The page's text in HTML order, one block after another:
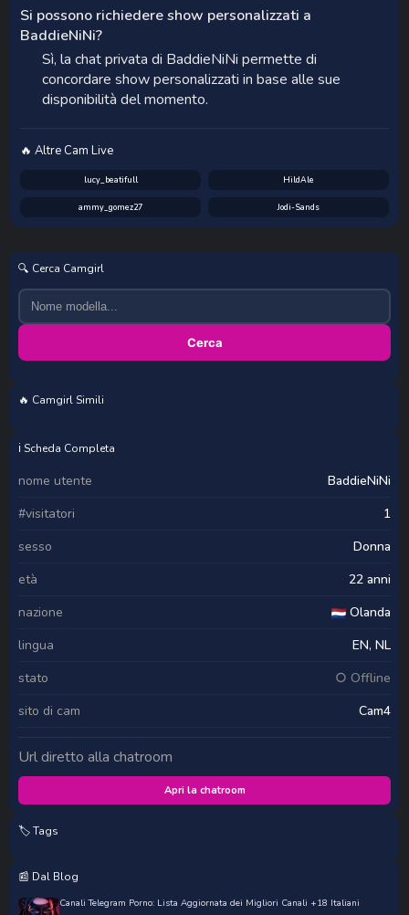
Si possono richiedere show personalizzati a
BaddieNiNi?
Sì, la chat privata di BaddieNiNi permette di
concordare show personalizzati in base alle sue
disponibilità del momento.
🔥 Altre Cam Live
lucy_beatifull HildAle
ammy_gomez27 Jodi-Sands
🔍 Cerca Camgirl
Cerca
🔥 Camgirl Simili
ℹ️ Scheda Completa
nome utente
BaddieNiNi
#visitatori
1
sesso
Donna
età
22 anni
nazione
Olanda
lingua
EN, NL
stato
○ Offline
sito di cam
Cam4
Url diretto alla chatroom
Apri la chatroom
🏷️ Tags
📰 Dal Blog
Canali Telegram Porno: Lista Aggiornata dei Migliori Canali +18 Italiani